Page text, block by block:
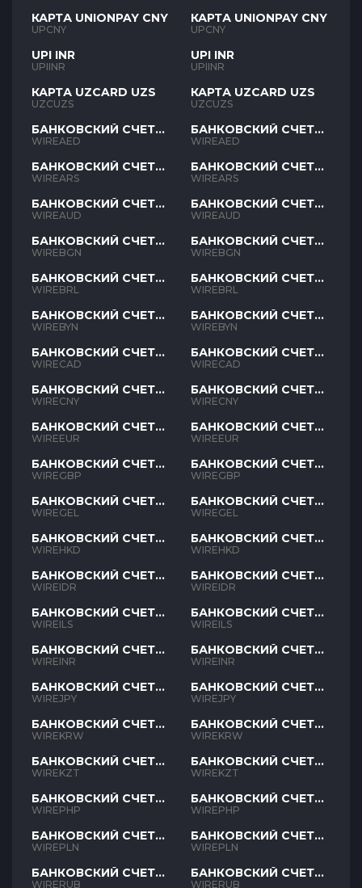
КАРТА UNIONPAY CNY
UPCNY
UPI INR
UPIINR
КАРТА UZCARD UZS
UZCUZS
БАНКОВСКИЙ СЧЕТ
AED
WIREAED
БАНКОВСКИЙ СЧЕТ
ARS
WIREARS
БАНКОВСКИЙ СЧЕТ
AUD
WIREAUD
БАНКОВСКИЙ СЧЕТ
BGN
WIREBGN
БАНКОВСКИЙ СЧЕТ
BRL
WIREBRL
БАНКОВСКИЙ СЧЕТ
BYN
WIREBYN
БАНКОВСКИЙ СЧЕТ
CAD
WIRECAD
БАНКОВСКИЙ СЧЕТ
CNY
WIRECNY
БАНКОВСКИЙ СЧЕТ
EUR
WIREEUR
БАНКОВСКИЙ СЧЕТ
GBP
WIREGBP
БАНКОВСКИЙ СЧЕТ
GEL
WIREGEL
БАНКОВСКИЙ СЧЕТ
HKD
WIREHKD
БАНКОВСКИЙ СЧЕТ
IDR
WIREIDR
БАНКОВСКИЙ СЧЕТ
ILS
WIREILS
БАНКОВСКИЙ СЧЕТ
INR
WIREINR
БАНКОВСКИЙ СЧЕТ
JPY
WIREJPY
БАНКОВСКИЙ СЧЕТ
KRW
WIREKRW
БАНКОВСКИЙ СЧЕТ
KZT
WIREKZT
БАНКОВСКИЙ СЧЕТ
PHP
WIREPHP
БАНКОВСКИЙ СЧЕТ
PLN
WIREPLN
БАНКОВСКИЙ СЧЕТ
RUB
WIRERUB
КАРТА UNIONPAY CNY
UPCNY
UPI INR
UPIINR
КАРТА UZCARD UZS
UZCUZS
БАНКОВСКИЙ СЧЕТ
AED
WIREAED
БАНКОВСКИЙ СЧЕТ
ARS
WIREARS
БАНКОВСКИЙ СЧЕТ
AUD
WIREAUD
БАНКОВСКИЙ СЧЕТ
BGN
WIREBGN
БАНКОВСКИЙ СЧЕТ
BRL
WIREBRL
БАНКОВСКИЙ СЧЕТ
BYN
WIREBYN
БАНКОВСКИЙ СЧЕТ
CAD
WIRECAD
БАНКОВСКИЙ СЧЕТ
CNY
WIRECNY
БАНКОВСКИЙ СЧЕТ
EUR
WIREEUR
БАНКОВСКИЙ СЧЕТ
GBP
WIREGBP
БАНКОВСКИЙ СЧЕТ
GEL
WIREGEL
БАНКОВСКИЙ СЧЕТ
HKD
WIREHKD
БАНКОВСКИЙ СЧЕТ
IDR
WIREIDR
БАНКОВСКИЙ СЧЕТ
ILS
WIREILS
БАНКОВСКИЙ СЧЕТ
INR
WIREINR
БАНКОВСКИЙ СЧЕТ
JPY
WIREJPY
БАНКОВСКИЙ СЧЕТ
KRW
WIREKRW
БАНКОВСКИЙ СЧЕТ
KZT
WIREKZT
БАНКОВСКИЙ СЧЕТ
PHP
WIREPHP
БАНКОВСКИЙ СЧЕТ
PLN
WIREPLN
БАНКОВСКИЙ СЧЕТ
RUB
WIRERUB